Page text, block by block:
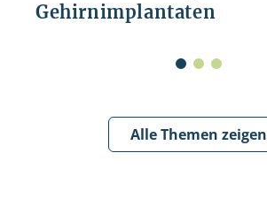
Gehirnimplantaten
Alle Themen zeigen